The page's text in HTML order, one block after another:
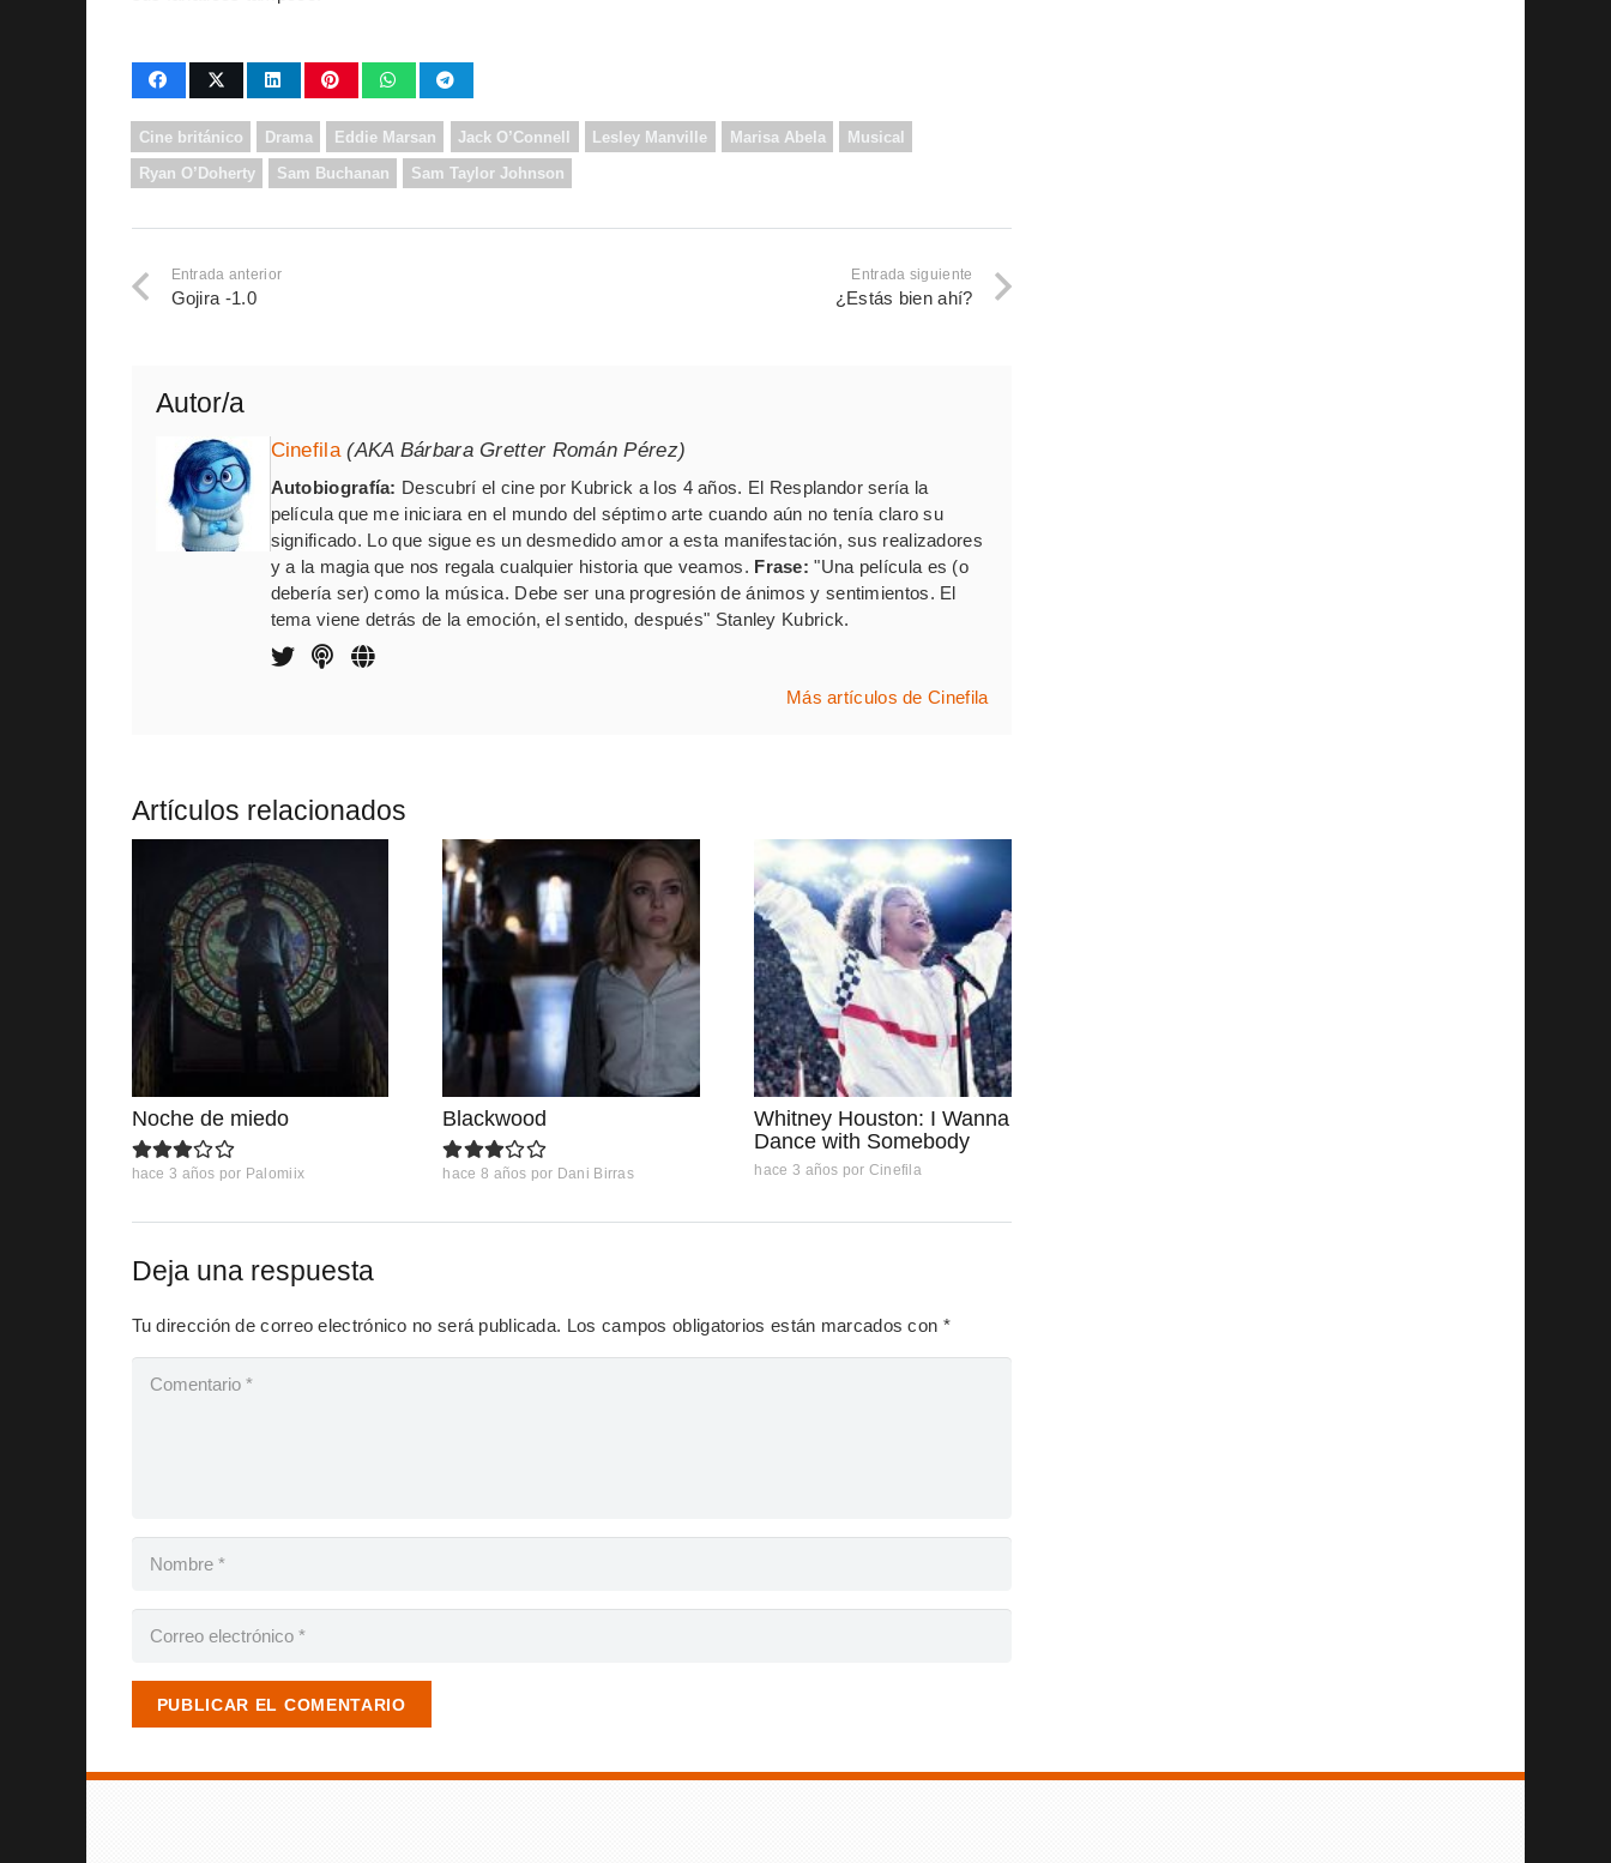
Cine británico Drama Eddie Marsan Jack O’Connell Lesley Manville Marisa Abela Musical
Ryan O’Doherty Sam Buchanan Sam Taylor Johnson
Entrada anterior
Gojira -1.0
Entrada siguiente
¿Estás bien ahí?
Autor/a
Cinefila (AKA Bárbara Gretter Román Pérez)
Autobiografía: Descubrí el cine por Kubrick a los 4 años. El Resplandor sería la
película que me iniciara en el mundo del séptimo arte cuando aún no tenía claro su
significado. Lo que sigue es un desmedido amor a esta manifestación, sus realizadores
y a la magia que nos regala cualquier historia que veamos. Frase: "Una película es (o
debería ser) como la música. Debe ser una progresión de ánimos y sentimientos. El
tema viene detrás de la emoción, el sentido, después" Stanley Kubrick.
Más artículos de Cinefila
Artículos relacionados
Noche de miedo
hace 3 años por Palomiix
Blackwood
hace 8 años por Dani Birras
Whitney Houston: I Wanna
Dance with Somebody
hace 3 años por Cinefila
Deja una respuesta
Tu dirección de correo electrónico no será publicada. Los campos obligatorios están marcados con *
PUBLICAR EL COMENTARIO